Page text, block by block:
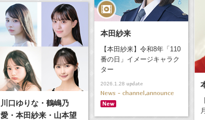
本田紗来
【本田紗来】令和8年「110
番の日」イメージキャラク
ター
2026.1.28 update
News - channel,announce
川口ゆりな・鶴嶋乃
愛・本田紗来・山本望